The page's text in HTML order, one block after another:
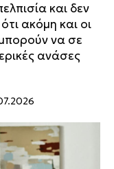
και δεν
ακόμη και οι
να σε
ανάσες